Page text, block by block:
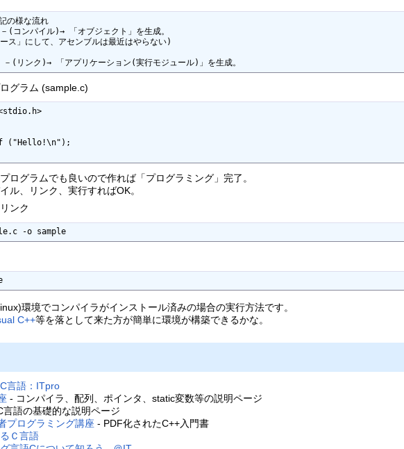
の様な流れ
－(コンパイル)→ 「オブジェクト」を生成。
－(リンク)→ 「アプリケーション(実行モジュール)」を生成。
グラム (sample.c)
ログラムでも良いので作れば「プログラミング」完了。
ル、リンク、実行すればOK。
ンク
環境でコンパイラがインストール済みの場合の実行方法です。
C++等を落として来た方が簡単に環境が構築できるかな。
言語：ITpro
- コンパイラ、配列、ポインタ、static変数等の説明ページ
言語の基礎的な説明ページ
プログラミング講座 - PDF化されたC++入門書
Ｃ言語